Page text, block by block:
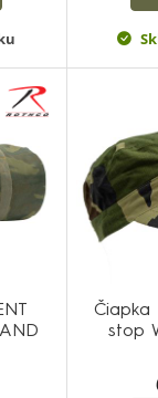
Čiapka
stop